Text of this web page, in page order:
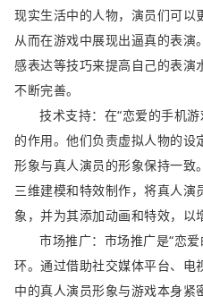
现实生活中的人物，演员们可以
从而在游戏中展现出逼真的表
感表达等技巧来提高自己的表演
不断完善。
技术支持：在“恋爱的手机
的作用。他们负责虚拟人物的
形象与真人演员的形象保持一致
三维建模和特效制作，将真人
象，并为其添加动画和特效，以
市场推广：市场推广是“恋
环。通过借助社交媒体平台、电
中的真人演员形象与游戏本身紧